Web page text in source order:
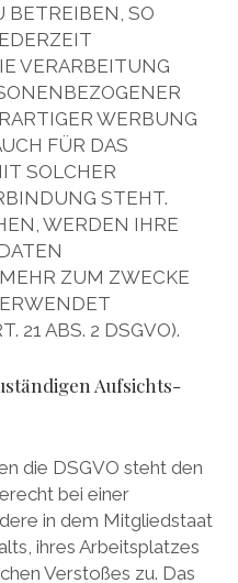
BETREIBEN, SO
VERARBEITUNG
WERBUNG
FÜR DAS
SOLCHER
STEHT.
WERDEN IHRE
ZUM ZWECKE
21 ABS. 2 DSGVO).
Aufsichts­
die DSGVO steht den
bei einer
in dem Mitgliedstaat
ihres Arbeitsplatzes
Verstoßes zu. Das